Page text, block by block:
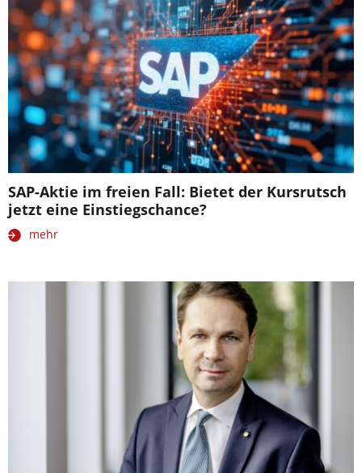
SAP-Aktie im freien Fall: Bietet der Kursrutsch
jetzt eine Einstiegschance?
mehr